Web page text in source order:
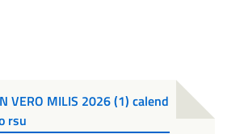
VERO MILIS 2026 (1) calend
rsu